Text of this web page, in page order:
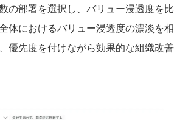
の部署を選択し、バリュー浸透度を比
体におけるバリュー浸透度の濃淡を相
優先度を付けながら効果的な組織改善